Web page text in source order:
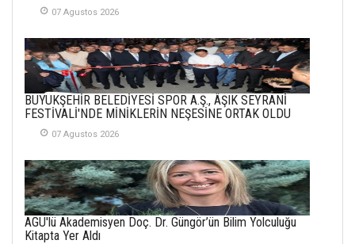
SEMRA ŞAHİN
KENDİNE UYANMAK
30 Temmuz 2026
İlgi Alanlarımız ve Biz
02 Ekim 2025
SABAHATTİN
SÜRMEN
07 Agustos 2026
BÜYÜKŞEHİR BELEDİYESİ SPOR A.Ş., ÂŞIK SEYRANİ
FESTİVALİ'NDE MİNİKLERİN NEŞESİNE ORTAK OLDU
07 Agustos 2026
AGÜ'lü Akademisyen Doç. Dr. Güngör’ün Bilim Yolculuğu
Kitapta Yer Aldı